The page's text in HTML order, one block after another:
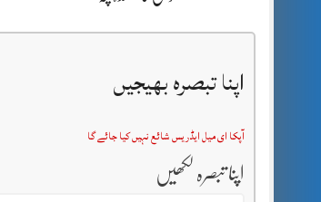
اپنا تبصرہ بھیجیں
آپکا ای میل ایڈریس شائع نہیں کیا جائے گا
اپنا تبصرہ لکھیں